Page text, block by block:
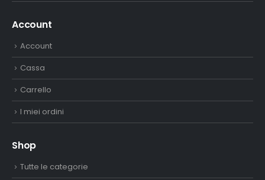
Account
Account
Cassa
Carrello
I miei ordini
Shop
Tutte le categorie